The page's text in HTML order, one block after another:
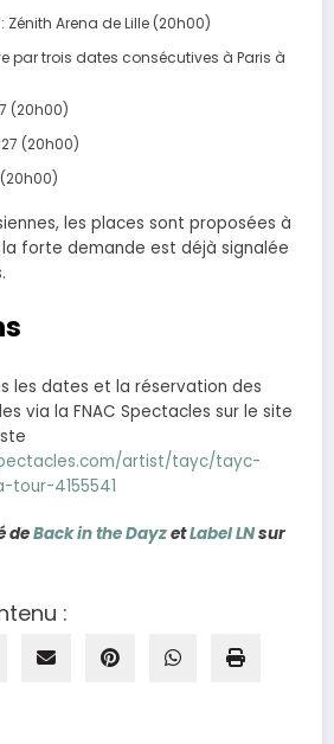
Zénith Arena de Lille (20h00)
par trois dates consécutives à Paris à
(20h00)
(20h00)
les places sont proposées à
forte demande est déjà signalée
les dates et la réservation des
via la FNAC Spectacles sur le site
artist/tayc/tayc-
tour-4155541
deBack in the DayzetLabel LNsur
: